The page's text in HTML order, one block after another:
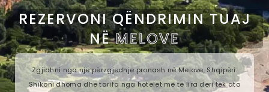
REZERVONI QËNDRIMIN TUAJ
NËMELOVE
Zgjidhni nga një përzgjedhje pronash në Melove, Shqipëri.
Shikoni dhoma dhe tarifa nga hotelet më të lira deri tek ato